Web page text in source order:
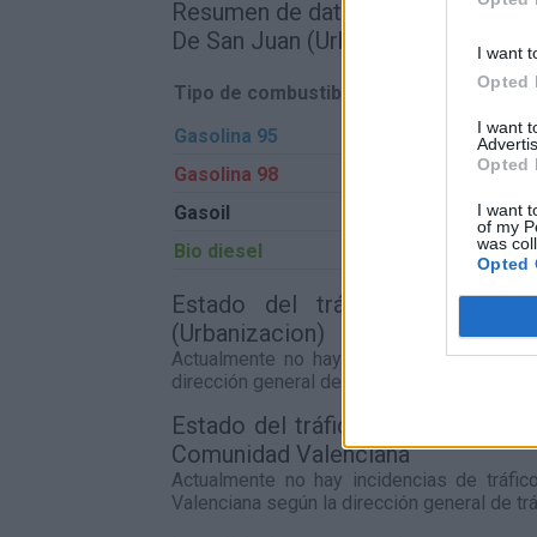
I want
Opted
I want
Opted
I want
of my
was
Opted
Resumen de datos de la ruta
De San Juan (Urbanizacion)
Tipo de combustible Precio por litro
Gasolina 95
Gasolina 98
Gasoil
Bio diesel
Estado del tráfico e
(Urbanizacion)
Actualmente no hay incidencias de
dirección general de tráfico
Estado del tráfico e incidencias
Comunidad Valenciana
Actualmente no hay incidencias de
Valenciana según la dirección general de